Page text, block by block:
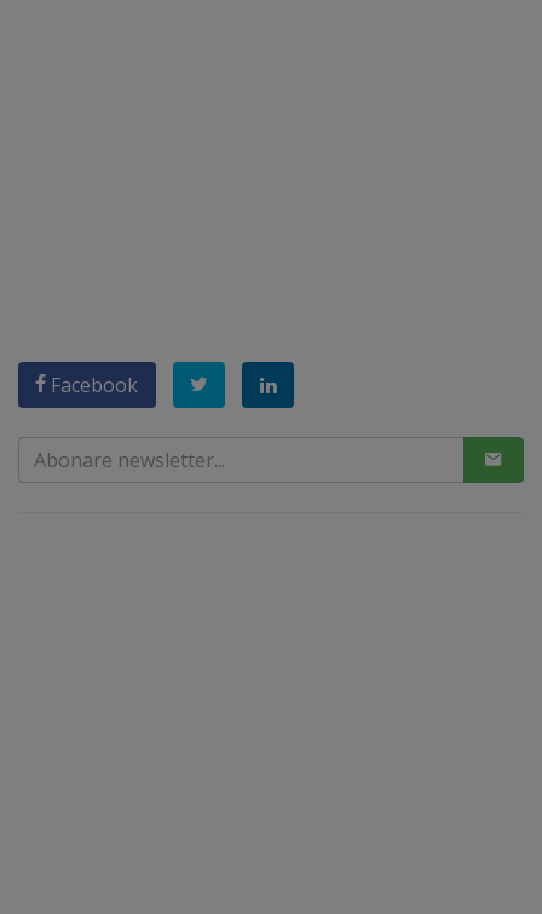
Facebook